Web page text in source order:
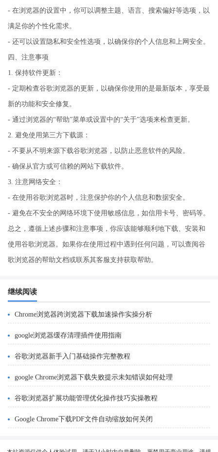
- 在浏览器的设置中，你可以调整主题、语言、搜索偏好等选项，以
满足你的个性化需求。
- 还可以设置隐私和安全性选项，以确保你的个人信息和上网安全。
四、注意事项
1. 保持软件更新：
- 定期检查谷歌浏览器的更新，以确保你使用的是最新版本，享受最
新的功能和安全修复。
- 通过浏览器的“帮助”菜单或设置中的“关于”选项来检查更新。
2. 避免使用第三方下载源：
- 不要从不明来源下载谷歌浏览器，以防止恶意软件的风险。
- 确保从官方或可信赖的网站下载软件。
3. 注意网络安全：
- 在使用谷歌浏览器时，注意保护你的个人信息和数据安全。
- 避免在不安全的网络环境下使用敏感信息，如信用卡号、密码等。
总之，遵循上述步骤和注意事项，你应该能够顺利地下载、安装和
使用谷歌浏览器。如果你在使用过程中遇到任何问题，可以查阅谷
歌浏览器的帮助文档或联系其客服支持获取帮助。
继续阅读
Chrome浏览器跨浏览器下载加速操作实操分析
google浏览器缓存清理插件使用指南
谷歌浏览器新手入门基础操作完整教程
google Chrome浏览器下载失败提示未知错误如何处理
谷歌浏览器扩展功能管理优化操作技巧实操教程
Google Chrome下载PDF文件自动缩放如何关闭